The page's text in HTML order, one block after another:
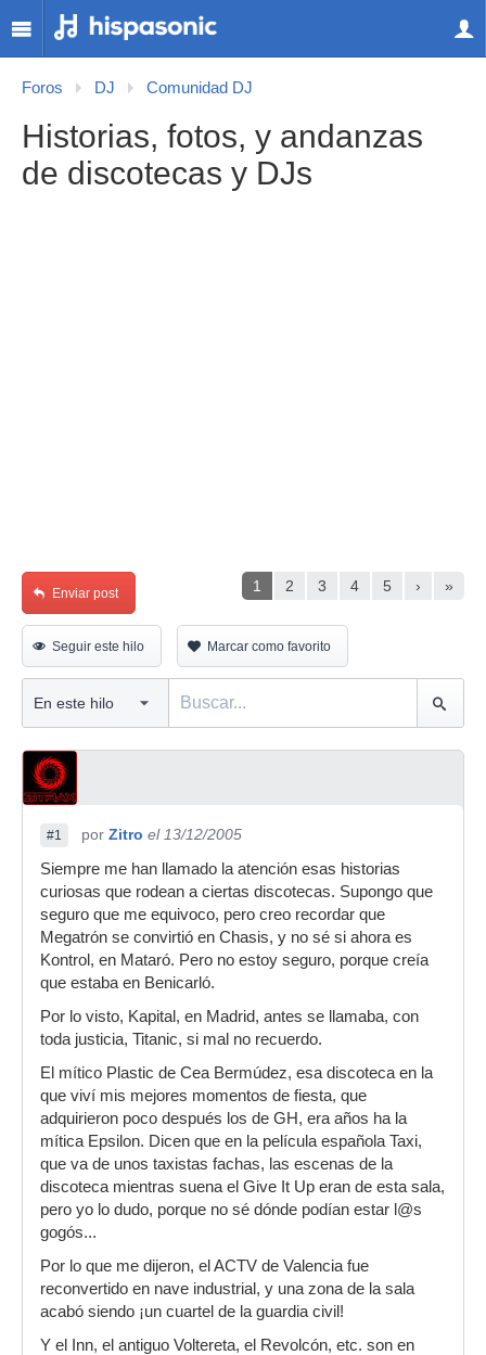
Foros DJ Comunidad DJ
Historias, fotos, y andanzas
de discotecas y DJs
1 2 3 4 5 › »
Enviar post
Seguir este hilo Marcar como favorito
#1 por Zitro el 13/12/2005
Siempre me han llamado la atención esas historias
curiosas que rodean a ciertas discotecas. Supongo que
seguro que me equivoco, pero creo recordar que
Megatrón se convirtió en Chasis, y no sé si ahora es
Kontrol, en Mataró. Pero no estoy seguro, porque creía
que estaba en Benicarló.
Por lo visto, Kapital, en Madrid, antes se llamaba, con
toda justicia, Titanic, si mal no recuerdo.
El mítico Plastic de Cea Bermúdez, esa discoteca en la
que viví mis mejores momentos de fiesta, que
adquirieron poco después los de GH, era años ha la
mítica Epsilon. Dicen que en la película española Taxi,
que va de unos taxistas fachas, las escenas de la
discoteca mientras suena el Give It Up eran de esta sala,
pero yo lo dudo, porque no sé dónde podían estar l@s
gogós...
Por lo que me dijeron, el ACTV de Valencia fue
reconvertido en nave industrial, y una zona de la sala
acabó siendo ¡un cuartel de la guardia civil!
Y el Inn, el antiguo Voltereta, el Revolcón, etc. son en